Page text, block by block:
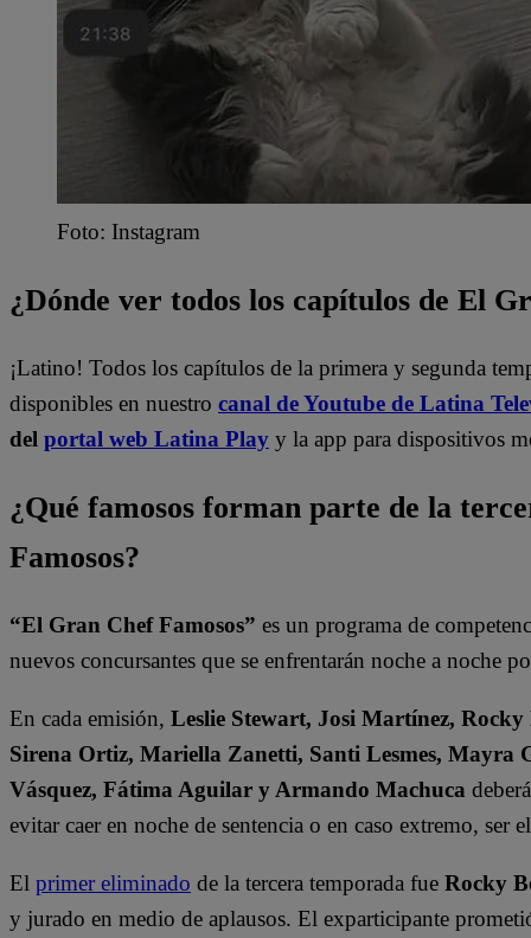
Foto: Instagram
¿Dónde ver todos los capítulos de El
¡Latino! Todos los capítulos de la primera y segunda
disponibles en nuestro canal de Youtube de Latina
del portal web Latina Play y la app para dispositivos
¿Qué famosos forman parte de la
Famosos?
“El Gran Chef Famosos” es un programa de
nuevos concursantes que se enfrentarán noche a noche
En cada emisión, Leslie Stewart, Josi Martínez, Rocky
Sirena Ortiz, Mariella Zanetti, Santi Lesmes, Mayra
Vásquez, Fátima Aguilar y Armando Machuca
evitar caer en noche de sentencia o en caso extremo, ser
El primer eliminado de la tercera temporada fue Rocky
y jurado en medio de aplausos. El exparticipante